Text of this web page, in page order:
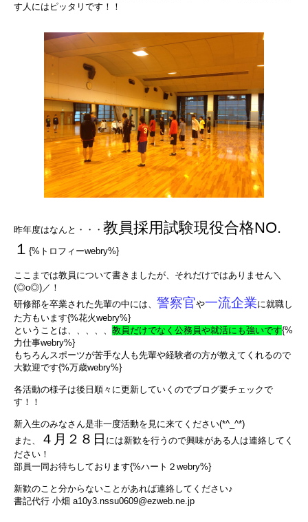
す人にはピッタリです！！
昨年度はなんと・・・ 教員採用試験現役合格NO.
１ {%トロフィーwebry%}
ここまでは教員について書きましたが、それだけではありません＼
(◎o◎)／！
研修部を卒業された先輩の中には、 警察官や一流企業に就職し
た方もいます{%花火webry%}
ということは、、、、、 教員だけでなく公務員や就活にも強いです{%
力仕事webry%}
もちろんスポーツが苦手な人も先輩や経験者の方が教えてくれるので
大歓迎です{%万歳webry%}
各活動の様子は後日順々に更新していくのでブログ要チェックで
す！！
新入生のみなさん是非一度活動を見に来てください(*^_^*)
また、
４月２８日 には新歓を行うので興味がある人は連絡してく
ださい！
部員一同お待ちしております{%ハート２webry%}
新歓のこと分からないことがあれば連絡してください♪
書記代行 小畑 a10y3.nssu0609@ezweb.ne.jp